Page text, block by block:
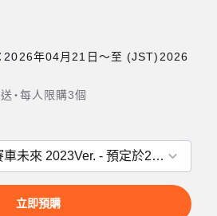
2026年04月21日〜至 (JST)2026
・每人限購3個
立即預購